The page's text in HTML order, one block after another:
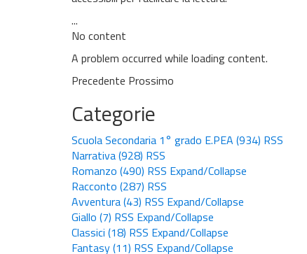
...
No content
A problem occurred while loading content.
Precedente Prossimo
Categorie
Scuola Secondaria 1° grado E.PEA (934) RSS
Narrativa(928) RSS
Romanzo (490) RSS Expand/Collapse
Racconto (287) RSS
Avventura(43) RSS Expand/Collapse
Giallo (7) RSS Expand/Collapse
Classici (18) RSS Expand/Collapse
Fantasy(11) RSS Expand/Collapse